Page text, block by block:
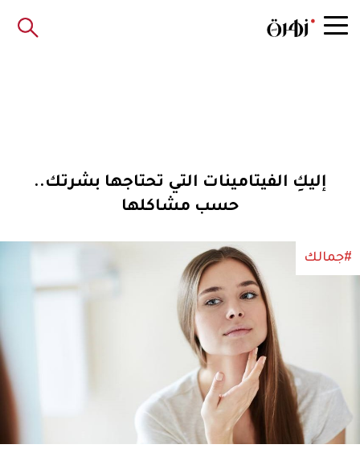
إليكِ الفيتامينات التي تحتاجها بشرتك..
حسب مشاكلها
#جمالك